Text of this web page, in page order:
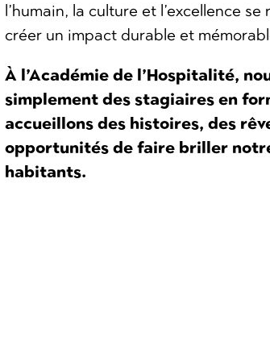
l’humain, la culture et l’excellence
créer un impact durable et
À l’Académie de l’Hospitalité,
simplement des stagiaires en
accueillons des histoires, des
opportunités de faire briller
habitants.